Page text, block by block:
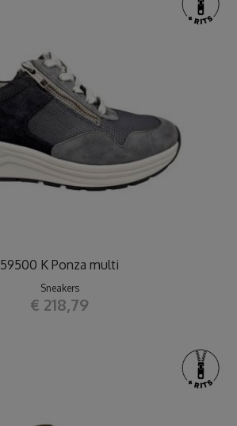
59500 K Ponza multi
Sneakers
€ 218,79